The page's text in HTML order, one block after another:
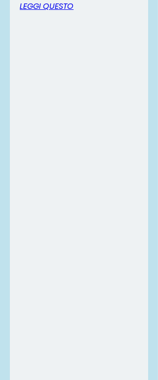
LEGGI QUESTO